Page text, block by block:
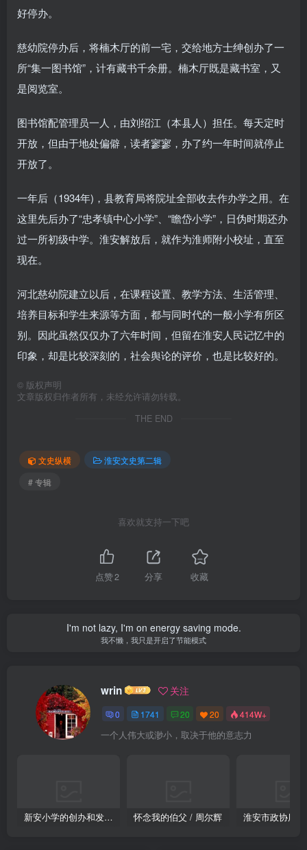
好停办。
慈幼院停办后，将楠木厅的前一宅，交给地方士绅创办了一
所“集一图书馆”，计有藏书千余册。楠木厅既是藏书室，又
是阅览室。
图书馆配管理员一人，由刘绍江（本县人）担任。每天定时
开放，但由于地处偏僻，读者寥寥，办了约一年时间就停止
开放了。
一年后（1934年)，县教育局将院址全部收去作办学之用。在
这里先后办了“忠孝镇中心小学”、“瞻岱小学”，日伪时期还办
过一所初级中学。淮安解放后，就作为淮师附小校址，直至
现在。
河北慈幼院建立以后，在课程设置、教学方法、生活管理、
培养目标和学生来源等方面，都与同时代的一般小学有所区
别。因此虽然仅仅办了六年时间，但留在淮安人民记忆中的
印象，却是比较深刻的，社会舆论的评价，也是比较好的。
© 版权声明
文章版权归作者所有，未经允许请勿转载。
THE END
文史纵横
淮安文史第二辑
# 专辑
喜欢就支持一下吧
点赞2 分享 收藏
I'm not lazy, I'm on energy saving mode.
我不懒，我只是开启了节能模式
wrin 关注
0 1741 20 20 414W+
一个人伟大或渺小，取决于他的意志力
新安小学的创办和发展 / 许慎忻 叶玉坤 怀念我的伯父 / 周尔辉